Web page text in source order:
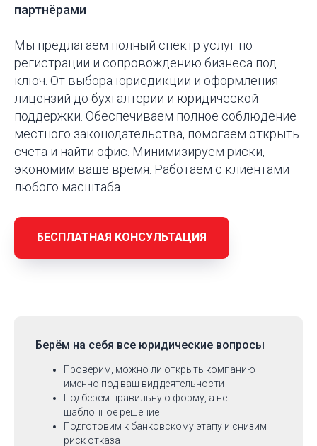
партнёрами
Мы предлагаем полный спектр услуг по
регистрации и сопровождению бизнеса под
ключ. От выбора юрисдикции и оформления
лицензий до бухгалтерии и юридической
поддержки. Обеспечиваем полное соблюдение
местного законодательства, помогаем открыть
счета и найти офис. Минимизируем риски,
экономим ваше время. Работаем с клиентами
любого масштаба.
БЕСПЛАТНАЯ КОНСУЛЬТАЦИЯ
Берём на себя все юридические вопросы
Проверим, можно ли открыть компанию
именно под ваш вид деятельности
Подберём правильную форму, а не
шаблонное решение
Подготовим к банковскому этапу и снизим
риск отказа